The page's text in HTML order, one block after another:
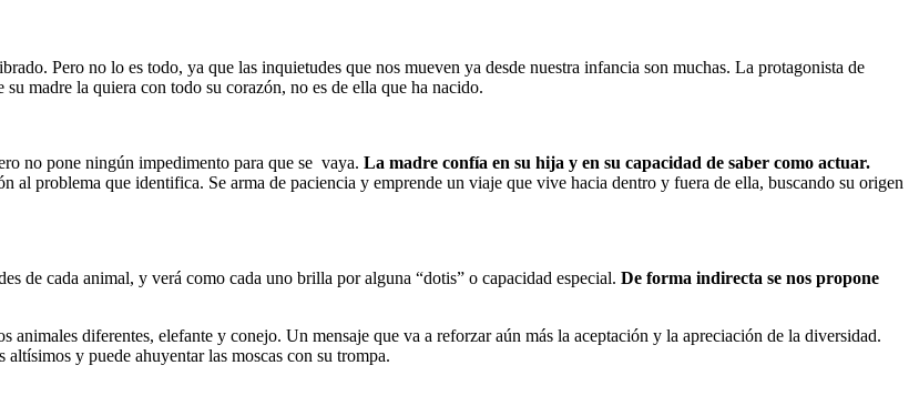
Pero no lo es todo, ya que las inquietudes que nos mueven ya desde nuestra infancia son muchas. La protagonista de
madre la quiera con todo su corazón, no es de ella que ha nacido.
no pone ningún impedimento para que se vaya. La madre confía en su hija y en su capacidad de saber como actuar.
al problema que identifica. Se arma de paciencia y emprende un viaje que vive hacia dentro y fuera de ella, buscando su origen
de cada animal, y verá como cada uno brilla por alguna “dotis” o capacidad especial. De forma indirecta se nos propone
animales diferentes, elefante y conejo. Un mensaje que va a reforzar aún más la aceptación y la apreciación de la diversidad.
altísimos y puede ahuyentar las moscas con su trompa.